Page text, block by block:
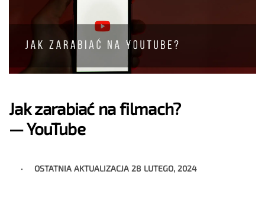
Jak zarabiać na filmach?
— YouTube
OSTATNIA AKTUALIZACJA 28 LUTEGO, 2024